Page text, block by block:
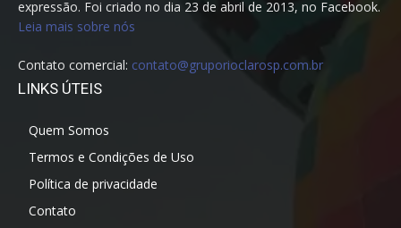
expressão. Foi criado no dia 23 de abril de 2013, no Facebook.
Leia mais sobre nós
Contato comercial: contato@gruporioclarosp.com.br
LINKS ÚTEIS
Quem Somos
Termos e Condições de Uso
Política de privacidade
Contato